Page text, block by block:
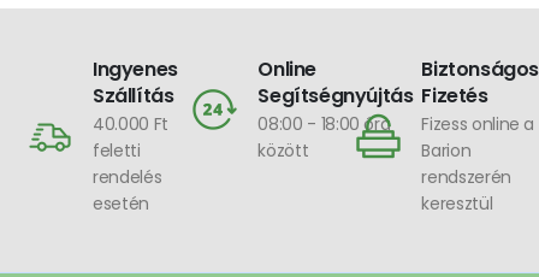
Ingyenes
Szállítás
40.000 Ft
feletti
rendelés
esetén
Online
Segítségnyújtás
08:00 - 18:00 óra
között
Biztonságos
Fizetés
Fizess online a
Barion
rendszerén
keresztül